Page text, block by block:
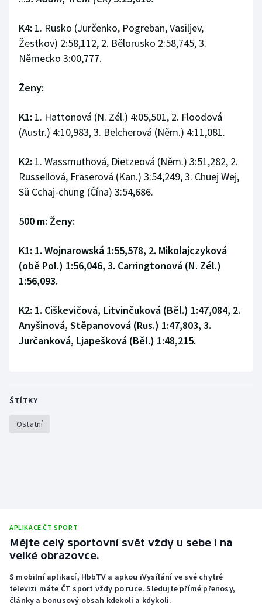
K4: 1. Rusko (Jurčenko, Pogreban, Vasiljev,
Žestkov) 2:58,112, 2. Bělorusko 2:58,745, 3.
Německo 3:00,777.
Ženy:
K1: 1. Hattonová (N. Zél.) 4:05,501, 2. Floodová
(Austr.) 4:10,983, 3. Belcherová (Něm.) 4:11,081.
K2: 1. Wassmuthová, Dietzeová (Něm.) 3:51,282, 2.
Russellová, Fraserová (Kan.) 3:54,249, 3. Chuej Wej,
Sü Cchaj-chung (Čína) 3:54,686.
500 m: Ženy:
K1: 1. Wojnarowská 1:55,578, 2. Mikolajczyková
(obě Pol.) 1:56,046, 3. Carringtonová (N. Zél.)
1:56,093.
K2: 1. Ciškevičová, Litvinčuková (Běl.) 1:47,084, 2.
Anyšinová, Stěpanovová (Rus.) 1:47,803, 3.
Jurčanková, Ljapešková (Běl.) 1:48,215.
ŠTÍTKY
Ostatní
APLIKACE ČT SPORT
Mějte celý sportovní svět vždy u sebe i na
velké obrazovce.
S mobilní aplikací, HbbTV a apkou iVysílání ve své chytré
televizi máte ČT sport vždy po ruce. Sledujte přímé přenosy,
články a bonusový obsah kdekoli a kdykoli.